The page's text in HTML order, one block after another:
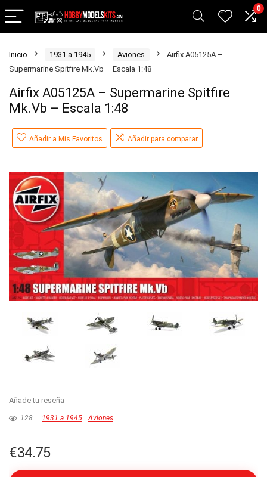
0
Inicio 1931 a 1945 Aviones
Airfix A05125A –
Supermarine Spitfire Mk.Vb – Escala 1:48
Airfix A05125A – Supermarine Spitfire
Mk.Vb – Escala 1:48
Añadir a Mis Favoritos Añadir para comparar
Añade tu reseña
128 1931 a 1945 Aviones
€34.75